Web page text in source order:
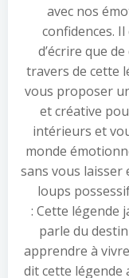
avec nos
confidences.
d’écrire que
travers de cette
vous proposer
et créative
intérieurs et
monde
sans vous laisser
loups
: Cette légende
parle du
apprendre à
dit cette légende